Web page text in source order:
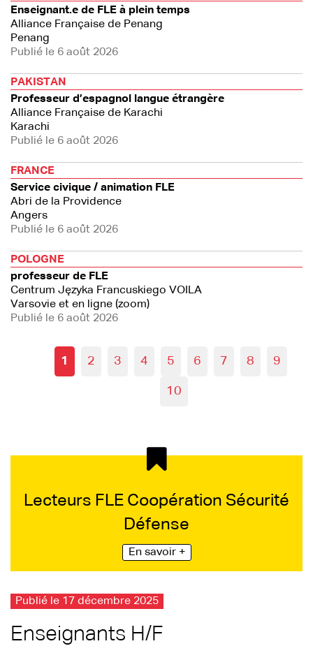
Enseignant.e de FLE à plein temps
Alliance Française de Penang
Penang
Publié le 6 août 2026
PAKISTAN
Professeur d’espagnol langue étrangère
Alliance Française de Karachi
Karachi
Publié le 6 août 2026
FRANCE
Service civique / animation FLE
Abri de la Providence
Angers
Publié le 6 août 2026
POLOGNE
professeur de FLE
Centrum Języka Francuskiego VOILA
Varsovie et en ligne (zoom)
Publié le 6 août 2026
1 2 3 4 5 6 7 8 9
10
Lecteurs FLE Coopération Sécurité
Défense
En savoir +
Publié le 17 décembre 2025
Enseignants H/F